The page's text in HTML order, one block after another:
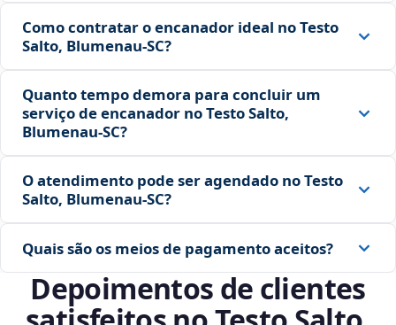
Como contratar o encanador ideal no Testo
Salto, Blumenau‑SC?
Quanto tempo demora para concluir um
serviço de encanador no Testo Salto,
Blumenau‑SC?
O atendimento pode ser agendado no Testo
Salto, Blumenau‑SC?
Quais são os meios de pagamento aceitos?
Depoimentos de clientes